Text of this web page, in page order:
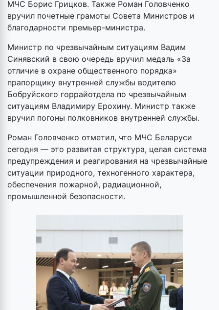
МЧС Борис Грицков. Также Роман Головченко
вручил почетные грамоты Совета Министров и
благодарности премьер-министра.
Министр по чрезвычайным ситуациям Вадим
Синявский в свою очередь вручил медаль «За
отличие в охране общественного порядка»
прапорщику внутренней службы водителю
Бобруйского горрайотдела по чрезвычайным
ситуациям Владимиру Ерохину. Министр также
вручил погоны полковников внутренней службы.
Роман Головченко отметил, что МЧС Беларуси
сегодня — это развитая структура, целая система
предупреждения и реагирования на чрезвычайные
ситуации природного, техногенного характера,
обеспечения пожарной, радиационной,
промышленной безопасности.